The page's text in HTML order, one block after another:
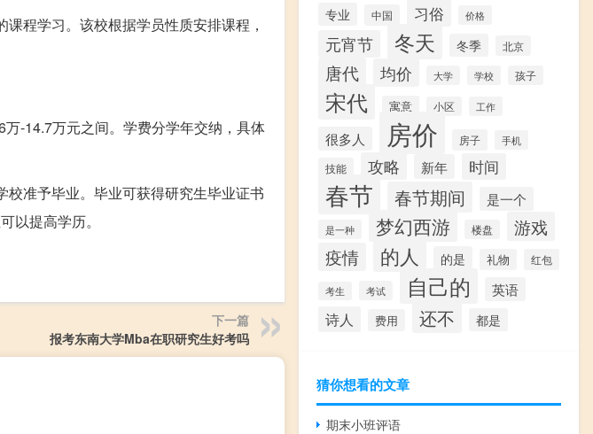
程学习。该校根据学员性质安排课程，
-14.7万元之间。学费分学年交纳，具体
准予毕业。毕业可获得研究生毕业证书
以提高学历。
下一篇
报考东南大学Mba在职研究生好考吗
专业 中国 习俗 价格
元宵节 冬天 冬季 北京
唐代 均价 大学 学校 孩子
宋代 寓意 小区 工作
很多人 房价 房子 手机
技能 攻略 新年 时间
春节 春节期间 是一个
是一种 梦幻西游 楼盘 游戏
疫情 的人 的是 礼物 红包
考生 考试 自己的 英语
诗人 费用 还不 都是
猜你想看的文章
期末小班评语